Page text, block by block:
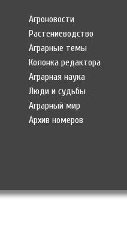
Агроновости
Растениеводство
Аграрные темы
Колонка редактора
Аграрная наука
Люди и судьбы
Аграрный мир
Архив номеров